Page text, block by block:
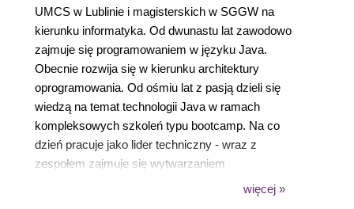
UMCS w Lublinie i magisterskich w SGGW na
kierunku informatyka. Od dwunastu lat zawodowo
zajmuje się programowaniem w języku Java.
Obecnie rozwija się w kierunku architektury
oprogramowania. Od ośmiu lat z pasją dzieli się
wiedzą na temat technologii Java w ramach
kompleksowych szkoleń typu bootcamp. Na co
dzień pracuje jako lider techniczny - wraz z
zespołem zajmuje się wytwarzaniem
oprogramowania dla branży telekomunikacyjnej.
więcej »